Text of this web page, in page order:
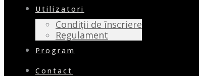
Utilizatori
Condiții de înscriere
Regulament
Program
Contact